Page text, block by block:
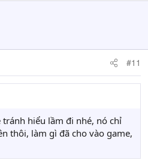
#11
hiểu lầm đi nhé, nó chỉ
thôi, làm gì đã cho vào game,